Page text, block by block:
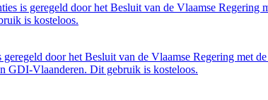
is geregeld door het Besluit van de Vlaamse Regering
is kosteloos.
door het Besluit van de Vlaamse Regering met
GDI-Vlaanderen. Dit gebruik is kosteloos.